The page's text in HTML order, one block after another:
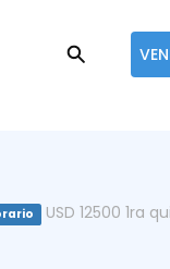
USD 12500 1ra